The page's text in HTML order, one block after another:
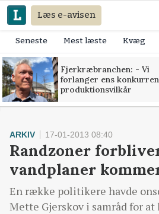
Læs e-avisen
Seneste Mest læste Kvæg
Fjerkræbranchen: - Vi
forlanger ens
produktionsvilkår
ARKIV 17-01-2013 08:40
Randzoner
vandplaner
En række politikere havde
Mette Gjerskov i samråd for at